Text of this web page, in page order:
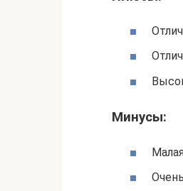
Минусы: